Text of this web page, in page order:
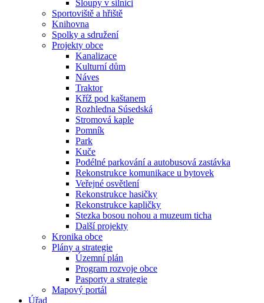
Sloupy v silnici
Sportoviště a hřiště
Knihovna
Spolky a sdružení
Projekty obce
Kanalizace
Kulturní dům
Náves
Traktor
Kříž pod kaštanem
Rozhledna Súsedská
Stromová kaple
Pomník
Park
Kuče
Podélné parkování a autobusová zastávka
Rekonstrukce komunikace u bytovek
Veřejné osvětlení
Rekonstrukce hasičky
Rekonstrukce kapličky
Stezka bosou nohou a muzeum ticha
Další projekty
Kronika obce
Plány a strategie
Územní plán
Program rozvoje obce
Pasporty a strategie
Mapový portál
Úřad